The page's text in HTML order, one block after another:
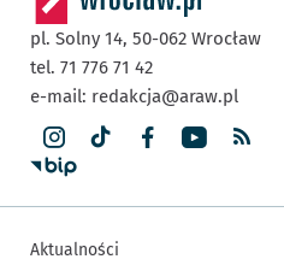
pl. Solny 14, 50-062 Wrocław
tel. 71 776 71 42
e-mail: redakcja@araw.pl
Aktualności